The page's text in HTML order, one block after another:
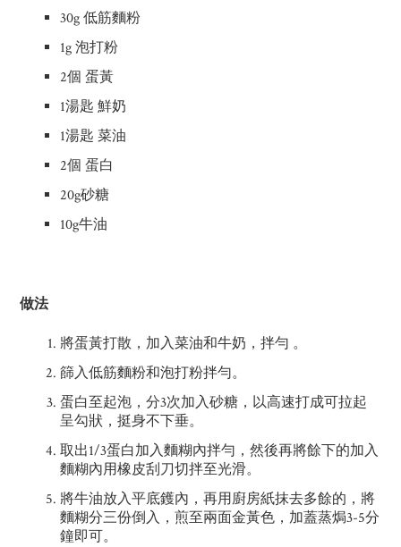
30g 低筋麵粉
1g 泡打粉
2個 蛋黃
1湯匙 鮮奶
1湯匙 菜油
2個 蛋白
20g砂糖
10g牛油
做法
將蛋黃打散，加入菜油和牛奶，拌勻 。
篩入低筋麵粉和泡打粉拌勻。
蛋白至起泡，分3次加入砂糖，以高速打成可拉起
呈勾狀，挺身不下垂。
取出1/3蛋白加入麵糊內拌勻，然後再將餘下的加入
麵糊內用橡皮刮刀切拌至光滑。
將牛油放入平底鑊內，再用廚房紙抹去多餘的，將
麵糊分三份倒入，煎至兩面金黃色，加蓋蒸焗3-5分
鐘即可。